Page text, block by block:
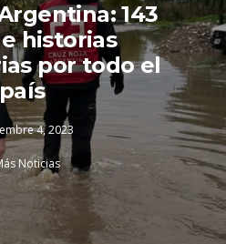
143
historias
por todo el
país
4, 2023
Noticias